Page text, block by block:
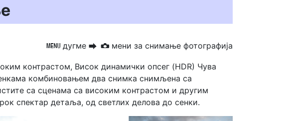
G дугме U C мени за снимање фотографија
контрастом, Висок динамички опсег (HDR) Чува
комбиновањем два снимка снимљена са
са сценама са високим контрастом и другим
спектар детаља, од светлих делова до сенки.